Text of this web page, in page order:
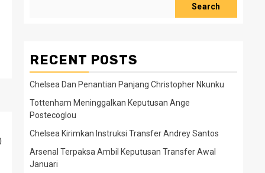
Search
RECENT POSTS
Chelsea Dan Penantian Panjang Christopher Nkunku
Tottenham Meninggalkan Keputusan Ange
Postecoglou
Chelsea Kirimkan Instruksi Transfer Andrey Santos
Arsenal Terpaksa Ambil Keputusan Transfer Awal
Januari